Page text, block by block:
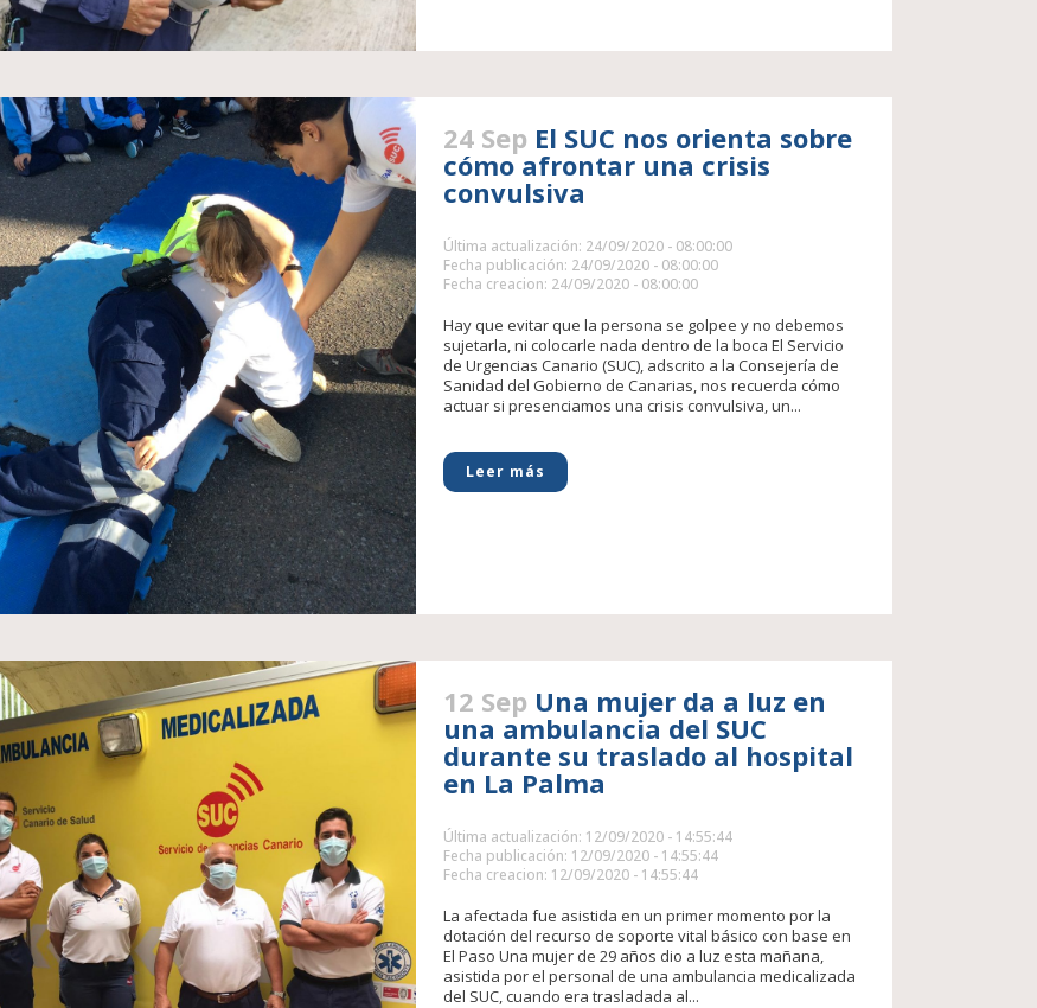
24 Sep El SUC nos orienta sobre
cómo afrontar una crisis
convulsiva
Última actualización: 24/09/2020 - 08:00:00
Fecha publicación: 24/09/2020 - 08:00:00
Fecha creacion: 24/09/2020 - 08:00:00
Hay que evitar que la persona se golpee y no debemos
sujetarla, ni colocarle nada dentro de la boca El Servicio
de Urgencias Canario (SUC), adscrito a la Consejería de
Sanidad del Gobierno de Canarias, nos recuerda cómo
actuar si presenciamos una crisis convulsiva, un...
Leer más
12 Sep Una mujer da a luz en
una ambulancia del SUC
durante su traslado al hospital
en La Palma
Última actualización: 12/09/2020 - 14:55:44
Fecha publicación: 12/09/2020 - 14:55:44
Fecha creacion: 12/09/2020 - 14:55:44
La afectada fue asistida en un primer momento por la
dotación del recurso de soporte vital básico con base en
El Paso Una mujer de 29 años dio a luz esta mañana,
asistida por el personal de una ambulancia medicalizada
del SUC, cuando era trasladada al...